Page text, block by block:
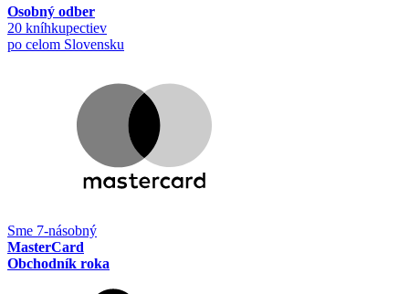
Osobný odber
20 kníhkupectiev
po celom Slovensku
Sme 7-násobný
MasterCard
Obchodník roka